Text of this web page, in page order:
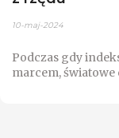
10-maj-2024
Podczas gdy
marcem,